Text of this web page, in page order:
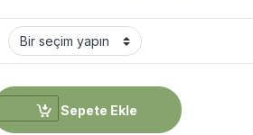
C green HDTV 1000DW quantity
Sepete Ekle